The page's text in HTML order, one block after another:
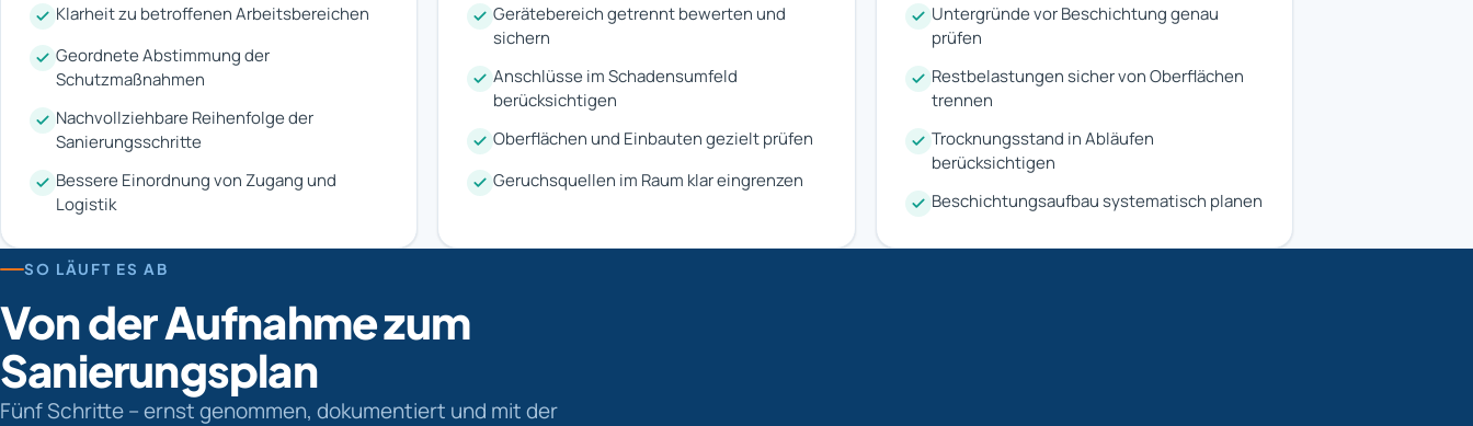
Klarheit zu betroffenen Arbeitsbereichen
Geordnete Abstimmung der
Schutzmaßnahmen
Nachvollziehbare Reihenfolge der
Sanierungsschritte
Bessere Einordnung von Zugang und
Logistik
Gerätebereich getrennt bewerten und
sichern
Anschlüsse im Schadensumfeld
berücksichtigen
Oberflächen und Einbauten gezielt prüfen
Geruchsquellen im Raum klar eingrenzen
Untergründe vor Beschichtung genau
prüfen
Restbelastungen sicher von Oberflächen
trennen
Trocknungsstand in Abläufen
berücksichtigen
Beschichtungsaufbau systematisch planen
SO LÄUFT ES AB
Von der Aufnahme zum
Sanierungsplan
Fünf Schritte – ernst genommen, dokumentiert und mit der